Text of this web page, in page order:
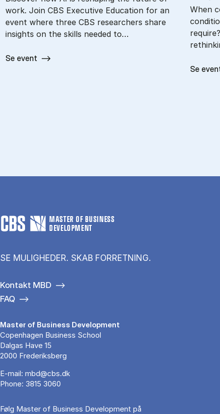
work. Join CBS Executive Education for an
event where three CBS researchers share
insights on the skills needed to…
Se event
When
Se
MASTER OF BUSINESS
DEVELOPMENT
SE MULIGHEDER. SKAB FORRETNING.
Kontakt MBD
FAQ
Master of Business Development
Copenhagen Business School
Dalgas Have 15
2000 Frederiksberg
E-mail: mbd@cbs.dk
Phone: 3815 3060
Følg Master of Business Development på